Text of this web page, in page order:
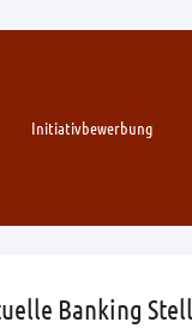
Initiativbewerbung
Banking